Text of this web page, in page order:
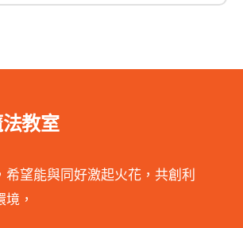
教室
希望能與同好激起火花，共創利
，